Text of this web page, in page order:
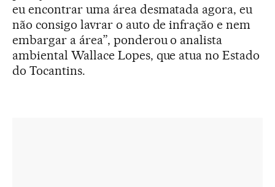
eu encontrar uma área desmatada agora, eu
não consigo lavrar o auto de infração e nem
embargar a área”, ponderou o analista
ambiental Wallace Lopes, que atua no Estado
do Tocantins.